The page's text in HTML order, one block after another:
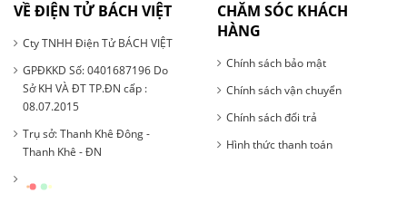
VỀ ĐIỆN TỬ BÁCH VIỆT
Cty TNHH Điện Tử BÁCH VIỆT
GPĐKKD Số: 0401687196 Do
Sở KH VÀ ĐT TP.ĐN cấp :
08.07.2015
Trụ sở: Thanh Khê Đông -
Thanh Khê - ĐN
CHĂM SÓC KHÁCH
HÀNG
Chính sách bảo mật
Chính sách vận chuyển
Chính sách đổi trả
Hình thức thanh toán